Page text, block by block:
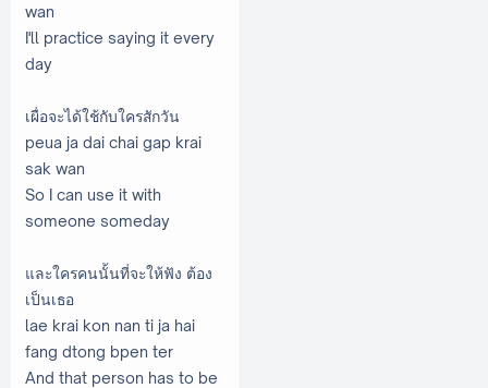
wan
I'll practice saying it every
day
เผื่อจะได้ใช้กับใครสักวัน
peua ja dai chai gap krai
sak wan
So I can use it with
someone someday
และใครคนนั้นที่จะให้ฟัง ต้อง
เป็นเธอ
lae krai kon nan ti ja hai
fang dtong bpen ter
And that person has to be